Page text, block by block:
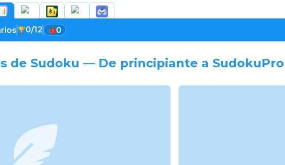
0/12 0
de Sudoku — De principiante a SudokuPro